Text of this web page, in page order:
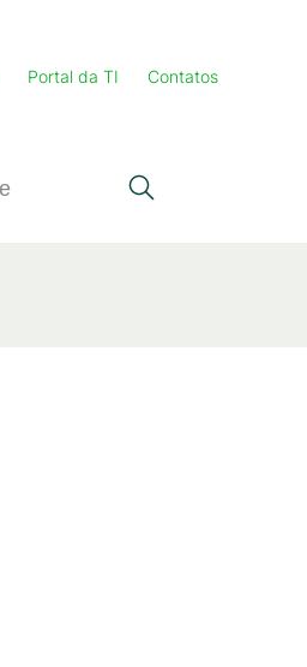
Portal da TI Contatos